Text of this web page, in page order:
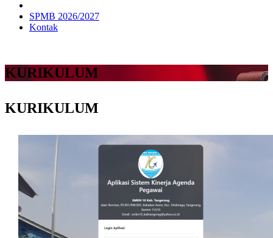
SPMB 2026/2027
Kontak
KURIKULUM
KURIKULUM